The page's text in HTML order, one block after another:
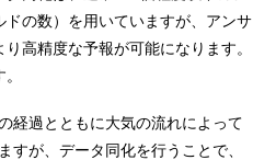
ドの数）を用いていますが、アンサ
高精度な予報が可能になります。
経過とともに大気の流れによって
すが、データ同化を行うことで、